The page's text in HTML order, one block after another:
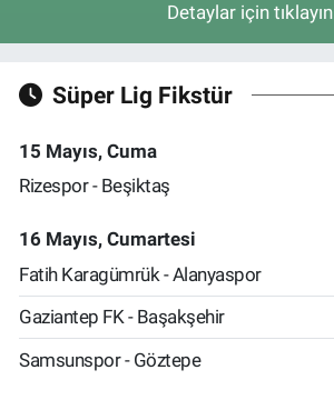
Detaylar için tıklayın
Süper Lig Fikstür
15 Mayıs, Cuma
Rizespor - Beşiktaş
16 Mayıs, Cumartesi
Fatih Karagümrük - Alanyaspor
Gaziantep FK - Başakşehir
Samsunspor - Göztepe